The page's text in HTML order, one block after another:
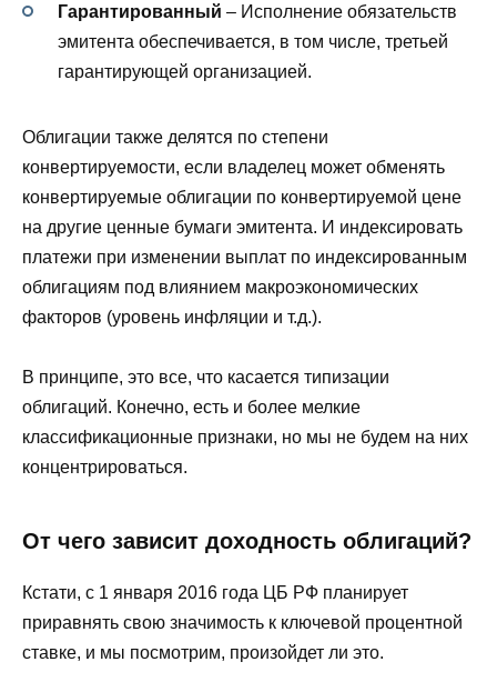
Гарантированный – Исполнение обязательств
эмитента обеспечивается, в том числе, третьей
гарантирующей организацией.
Облигации также делятся по степени
конвертируемости, если владелец может обменять
конвертируемые облигации по конвертируемой цене
на другие ценные бумаги эмитента. И индексировать
платежи при изменении выплат по индексированным
облигациям под влиянием макроэкономических
факторов (уровень инфляции и т.д.).
В принципе, это все, что касается типизации
облигаций. Конечно, есть и более мелкие
классификационные признаки, но мы не будем на них
концентрироваться.
От чего зависит доходность облигаций?
Кстати, с 1 января 2016 года ЦБ РФ планирует
приравнять свою значимость к ключевой процентной
ставке, и мы посмотрим, произойдет ли это.